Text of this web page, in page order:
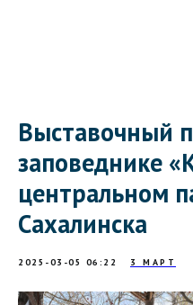
Выставочный
заповеднике
центральном
Сахалинска
2025-03-05 06:22 3 МАРТ